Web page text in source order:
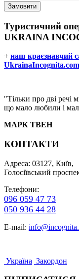
Туристичний
UKRAINA
+ наш краєзнавчий
UkrainaIncognita.com
"Тільки про дві речі
що мало любили і
МАРК ТВЕН
КОНТАКТИ
Адреса: 03127, Київ,
Голосіївський
Телефони:
096 059 47 73
050 936 44 28
E-mail:
Україна Закордон